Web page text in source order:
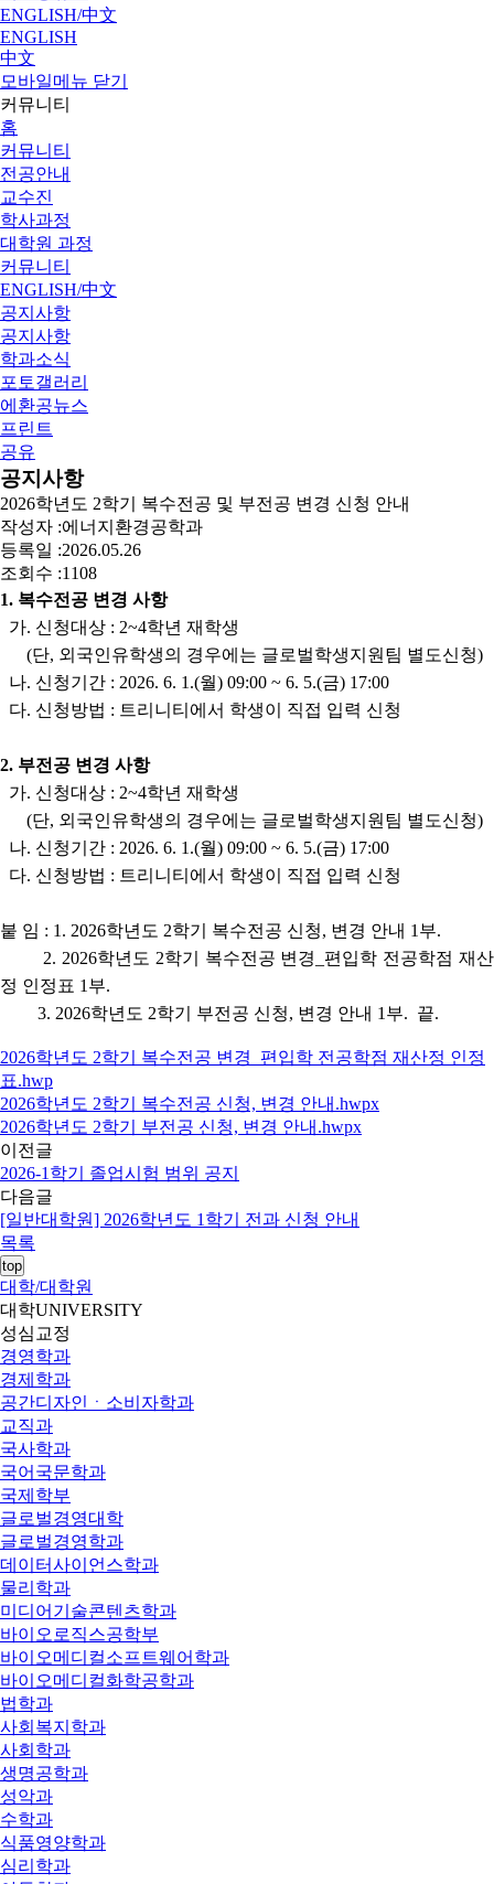
ENGLISH/中文
ENGLISH
中文
모바일메뉴 닫기
커뮤니티
홈
커뮤니티
전공안내
교수진
학사과정
대학원 과정
커뮤니티
ENGLISH/中文
공지사항
공지사항
학과소식
포토갤러리
에환공뉴스
프린트
공유
공지사항
2026학년도 2학기 복수전공 및 부전공 변경 신청 안내
작성자 :에너지환경공학과
등록일 :2026.05.26
조회수 :1108
1. 복수전공 변경 사항
가. 신청대상 : 2~4학년 재학생
(단, 외국인유학생의 경우에는 글로벌학생지원팀 별도신청)
나. 신청기간 : 2026. 6. 1.(월) 09:00 ~ 6. 5.(금) 17:00
다. 신청방법 : 트리니티에서 학생이 직접 입력 신청
2. 부전공 변경 사항
가. 신청대상 : 2~4학년 재학생
(단, 외국인유학생의 경우에는 글로벌학생지원팀 별도신청)
나. 신청기간 : 2026. 6. 1.(월) 09:00 ~ 6. 5.(금) 17:00
다. 신청방법 : 트리니티에서 학생이 직접 입력 신청
붙 임 : 1. 2026학년도 2학기 복수전공 신청, 변경 안내 1부.
2. 2026학년도 2학기 복수전공 변경_편입학 전공학점 재산
정 인정표 1부.
3. 2026학년도 2학기 부전공 신청, 변경 안내 1부. 끝.
2026학년도 2학기 복수전공 변경_편입학 전공학점 재산정 인정
표.hwp
2026학년도 2학기 복수전공 신청, 변경 안내.hwpx
2026학년도 2학기 부전공 신청, 변경 안내.hwpx
이전글
2026-1학기 졸업시험 범위 공지
다음글
[일반대학원] 2026학년도 1학기 전과 신청 안내
목록
top
대학/대학원
대학UNIVERSITY
성심교정
경영학과
경제학과
공간디자인ㆍ소비자학과
교직과
국사학과
국어국문학과
국제학부
글로벌경영대학
글로벌경영학과
데이터사이언스학과
물리학과
미디어기술콘텐츠학과
바이오로직스공학부
바이오메디컬소프트웨어학과
바이오메디컬화학공학과
법학과
사회복지학과
사회학과
생명공학과
성악과
수학과
식품영양학과
심리학과